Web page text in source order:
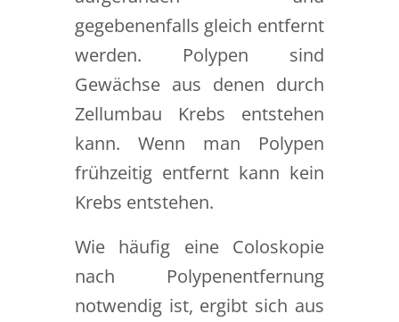
gegebenenfalls gleich entfernt
werden. Polypen sind
Gewächse aus denen durch
Zellumbau Krebs entstehen
kann. Wenn man Polypen
frühzeitig entfernt kann kein
Krebs entstehen.
Wie häufig eine Coloskopie
nach Polypenentfernung
notwendig ist, ergibt sich aus